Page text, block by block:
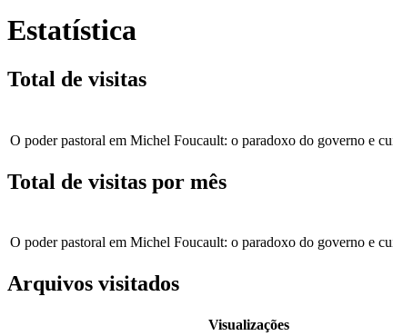
Estatística
Total de visitas
O poder pastoral em Michel Foucault: o paradoxo do governo e
Total de visitas por mês
O poder pastoral em Michel Foucault: o paradoxo do governo e
Arquivos visitados
Visualizações